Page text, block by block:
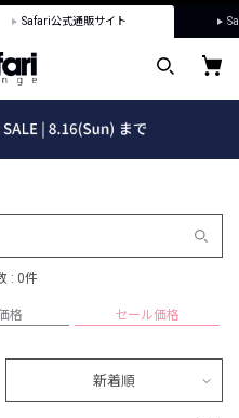
Safari公式通販サイト
: 0件
格 セール価格
新着順